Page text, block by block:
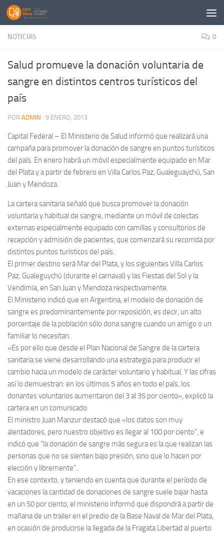
Saltar al contenido
NOTICIAS 0
Salud promueve la donación voluntaria de
sangre en distintos centros turísticos del
país
POR ADMIN · 9 ENERO, 2013
Capital Federal – El Ministerio de Salud informó que realizará una
campaña para promover la donación de sangre en puntos turísticos
del país. En enero habrá un móvil especialmente equipado en Mar
del Plata y a partir de febrero en Villa Carlos Paz, Gualeguaychú, San
Juan y Mendoza.
La cartera sanitaria señaló que busca promover la donación
voluntaria y habitual de sangre, mediante un móvil de colectas
externas especialmente equipado con camillas y consultorios de
recepción y admisión de pacientes, que comenzará su recorrida por
distintos puntos turísticos del país.
El primer destino será Mar del Plata, y los siguientes Villa Carlos
Paz, Gualeguychú (durante el carnaval) y las Fiestas del Sol y la
Vendimia, en San Juan y Mendoza respectivamente.
El Ministerio indicó que en Argentina, el modelo de donación de
sangre es predominantemente por reposición, es decir, un alto
porcentaje de la población sólo dona sangre cuando un amigo o un
familiar lo necesitan.
«Es por ello que desde el Plan Nacional de Sangre de la cartera
sanitaria se viene desarrollando una estrategia para producir el
cambio hacia un modelo de carácter voluntario y habitual. Y las cifras
así lo demuestran: en los últimos 5 años en todo el país, los
donantes voluntarios aumentaron del 3 al 35 por ciento», explicó la
cartera en un comunicado.
El ministro Juan Manzur destacó que «los datos son muy
alentadores, pero nuestro objetivo es llegar al 100 por ciento”, e
indicó que “la donación de sangre más segura es la que realizan las
personas que no se sienten bajo presión, sino que lo hacen por
elección y libremente”.
En ese contexto, y teniendo en cuenta que durante el período de
vacaciones la cantidad de donaciones de sangre suele bajar hasta
en un 50 por ciento, el ministerio informó que dispondrá a partir de
mañana de un trailer en el predio de la Base Naval de Mar del Plata,
en ocasión de producirse la llegada de la Fragata Libertad al puerto